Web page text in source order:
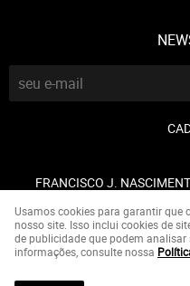
FRANCISCO J.
LOJA VIRTUAL CRIADA
Usamos cookies para garantir que
nosso site. Isso inclui cookies de
de publicidade que podem
informações, consulte nossa